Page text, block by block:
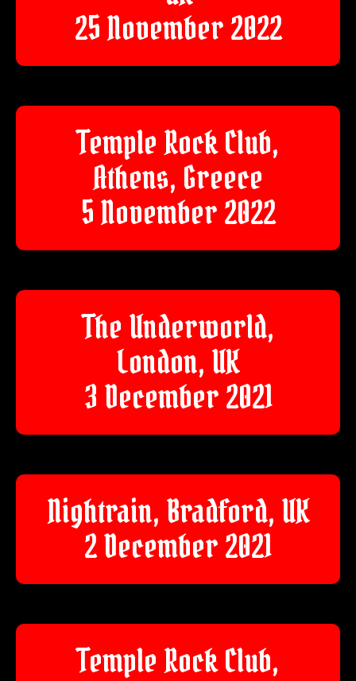
25 November 2022
Temple Rock Club,
Athens, Greece
5 November 2022
The Underworld,
London, UK
3 December 2021
Nightrain, Bradford, UK
2 December 2021
Temple Rock Club,